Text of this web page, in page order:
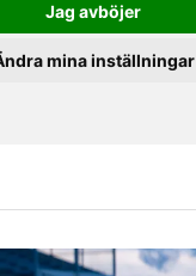
Jag avböjer
mina inställningar